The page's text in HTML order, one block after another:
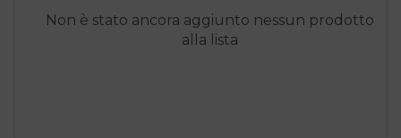
Non è stato ancora aggiunto nessun prodotto
alla lista